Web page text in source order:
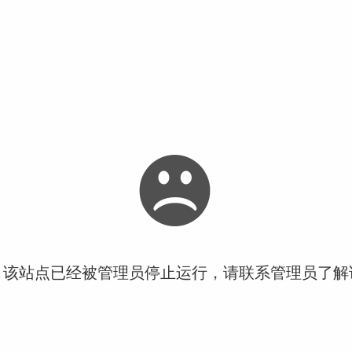
站点已经被管理员停止运行，请联系管理员了